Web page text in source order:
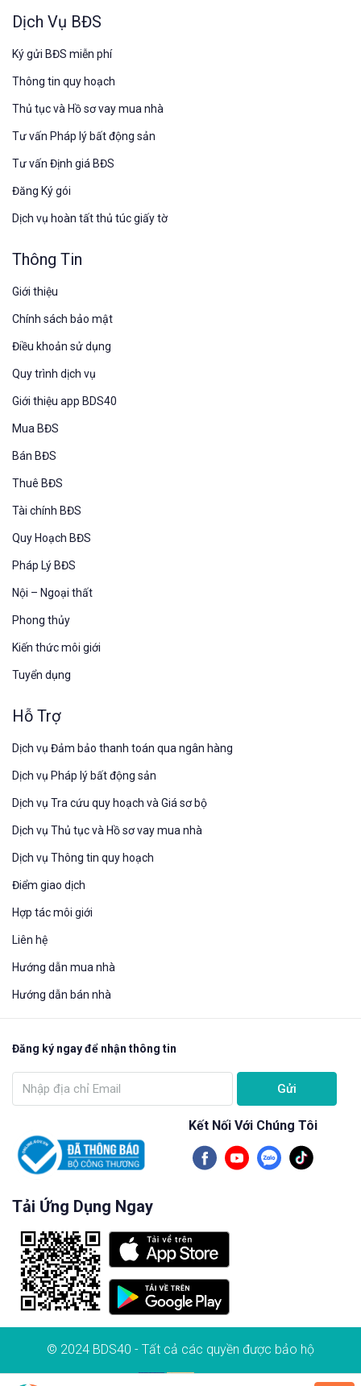
Dịch Vụ BĐS
Ký gửi BĐS miễn phí
Thông tin quy hoạch
Thủ tục và Hồ sơ vay mua nhà
Tư vấn Pháp lý bất động sản
Tư vấn Định giá BĐS
Đăng Ký gói
Dịch vụ hoàn tất thủ túc giấy tờ
Thông Tin
Giới thiệu
Chính sách bảo mật
Điều khoản sử dụng
Quy trình dịch vụ
Giới thiệu app BDS40
Mua BĐS
Bán BĐS
Thuê BĐS
Tài chính BĐS
Quy Hoạch BĐS
Pháp Lý BĐS
Nội – Ngoại thất
Phong thủy
Kiến thức môi giới
Tuyển dụng
Hỗ Trợ
Dịch vụ Đảm bảo thanh toán qua ngân hàng
Dịch vụ Pháp lý bất động sản
Dịch vụ Tra cứu quy hoạch và Giá sơ bộ
Dịch vụ Thủ tục và Hồ sơ vay mua nhà
Dịch vụ Thông tin quy hoạch
Điểm giao dịch
Hợp tác môi giới
Liên hệ
Hướng dẫn mua nhà​
Hướng dẫn bán nhà
Đăng ký ngay để nhận thông tin
Gửi
Kết Nối Với Chúng Tôi
Tải Ứng Dụng Ngay
© 2024 BDS40 - Tất cả các quyền được bảo hộ